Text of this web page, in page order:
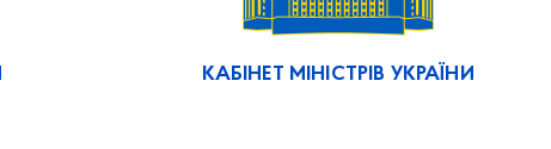
КАБІНЕТ МІНІСТРІВ УКРАЇНИ